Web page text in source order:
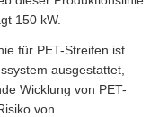
150 kW.
für PET-Streifen ist
ausgestattet,
Wicklung von PET-
von